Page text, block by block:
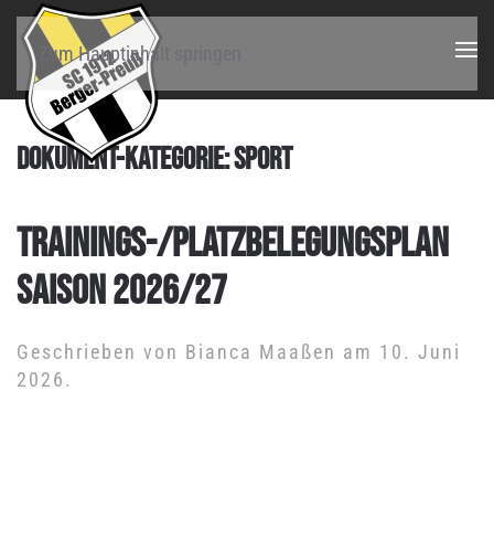
Zum Hauptinhalt springen
DOKUMENT-KATEGORIE:SPORT
TRAININGS-/PLATZBELEGUNGSPLAN
SAISON 2026/27
Geschrieben von Bianca Maaßen am 10. Juni
2026.